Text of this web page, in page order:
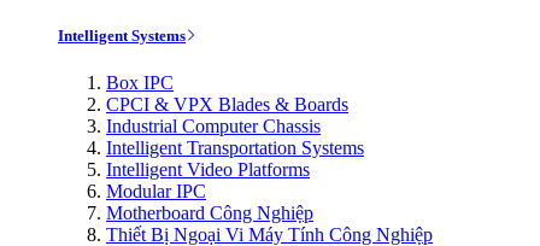
Intelligent Systems
Box IPC
CPCI & VPX Blades & Boards
Industrial Computer Chassis
Intelligent Transportation Systems
Intelligent Video Platforms
Modular IPC
Motherboard Công Nghiệp
Thiết Bị Ngoại Vi Máy Tính Công Nghiệp